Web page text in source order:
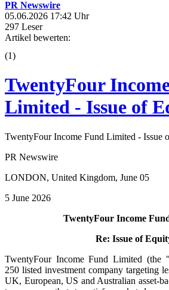
PR Newswire
05.06.2026 17:42 Uhr
297 Leser
Artikel bewerten:
(1)
TwentyFour
Limited - Issue of
TwentyFour Income Fund Limited - Issue
PR Newswire
LONDON, United Kingdom, June 05
5 June 2026
TwentyFour Income
Re: Issue of
TwentyFour Income Fund Limited (the "
250 listed investment company targeting
UK, European, US and Australian asset-